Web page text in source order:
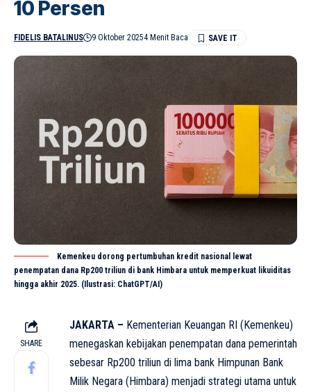
10 Persen
FIDELIS BATALINUS 9 Oktober 20254 Menit Baca
Kemenkeu dorong pertumbuhan kredit nasional lewat
penempatan dana Rp200 triliun di bank Himbara untuk memperkuat likuiditas
hingga akhir 2025. (Ilustrasi: ChatGPT/AI)
SHARE
JAKARTA – Kementerian Keuangan RI (Kemenkeu)
menegaskan kebijakan penempatan dana pemerintah
sebesar Rp200 triliun di lima bank Himpunan Bank
Milik Negara (Himbara) menjadi strategi utama untuk